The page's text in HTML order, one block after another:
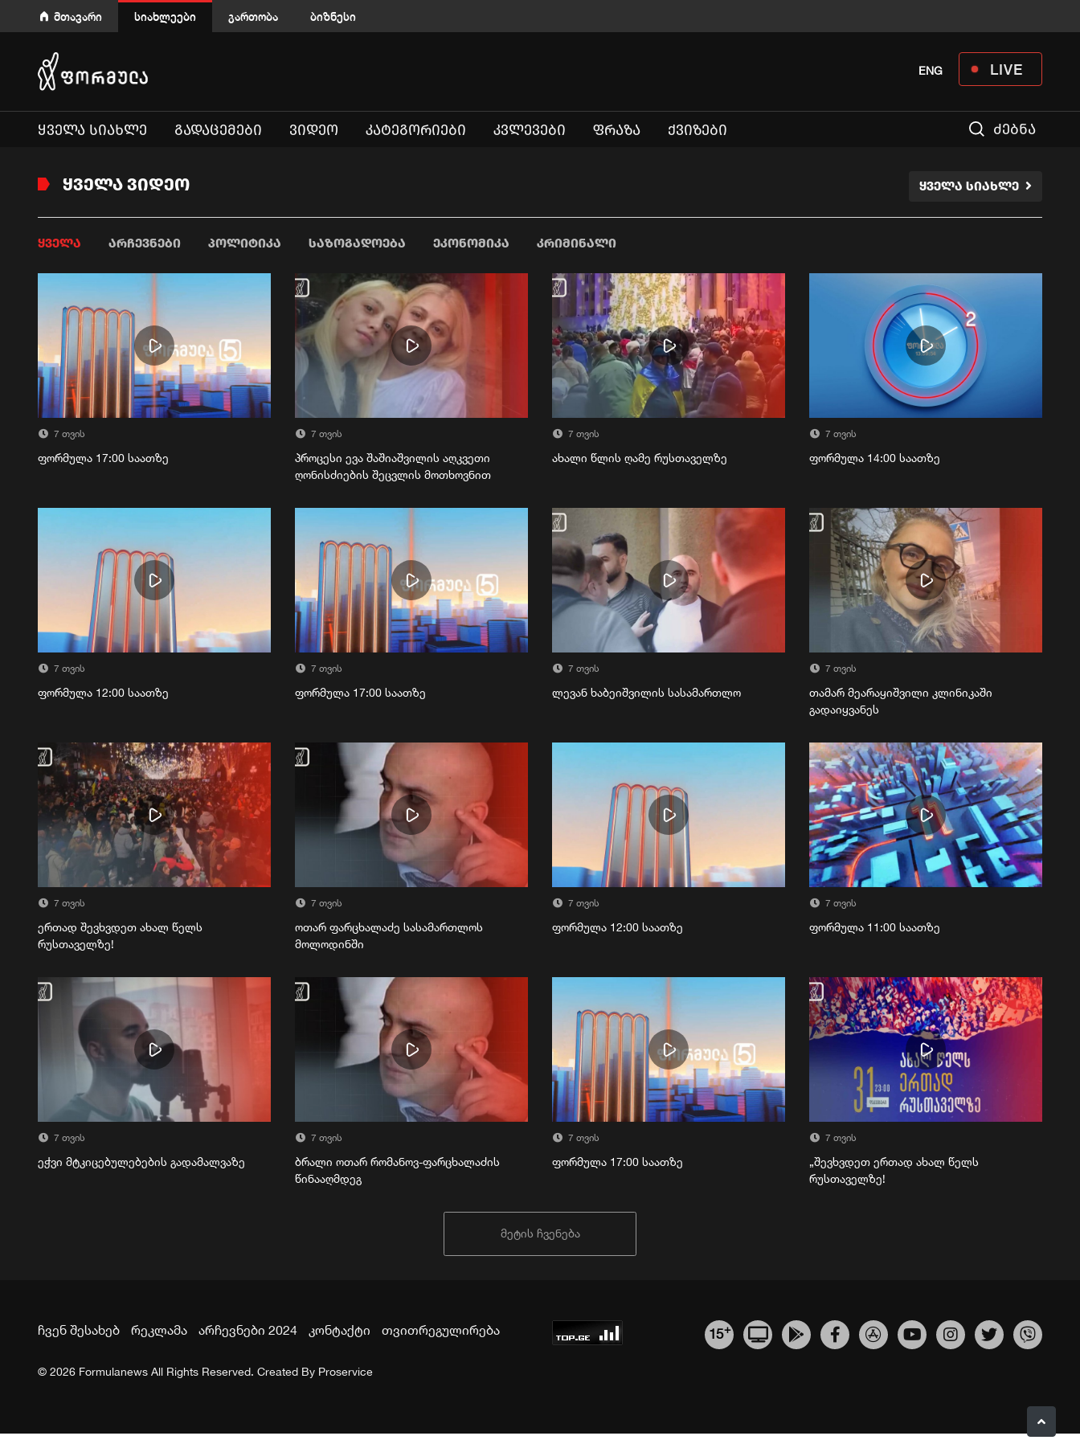
მთავარი სიახლეები გართობა ბიზნესი
LIVE
ENG
ᲧᲕᲔᲚᲐ ᲡᲘᲐᲮᲚᲔ ᲒᲐᲓᲐᲪᲔᲛᲔᲑᲘ ᲕᲘᲓᲔᲝ ᲙᲐᲢᲔᲒᲝᲠᲘᲔᲑᲘ ᲙᲕᲚᲔᲕᲔᲑᲘ ᲤᲠᲐᲖᲐ ᲥᲕᲘᲖᲔᲑᲘ ძებნა
ᲧᲕᲔᲚᲐ ᲕᲘᲓᲔᲝ ᲧᲕᲔᲚᲐ ᲡᲘᲐᲮᲚᲔ
ᲧᲕᲔᲚᲐ ᲐᲠᲩᲔᲕᲜᲔᲑᲘ ᲞᲝᲚᲘᲢᲘᲙᲐ ᲡᲐᲖᲝᲒᲐᲓᲝᲔᲑᲐ ᲔᲙᲝᲜᲝᲛᲘᲙᲐ ᲙᲠᲘᲛᲘᲜᲐᲚᲘ
7 თვის
ფორმულა 17:00 საათზე
7 თვის
პროცესი ევა შაშიაშვილის აღკვეთი
ღონისძიების შეცვლის მოთხოვნით
7 თვის
ახალი წლის ღამე რუსთაველზე
7 თვის
ფორმულა 14:00 საათზე
7 თვის
ფორმულა 12:00 საათზე
7 თვის
ფორმულა 17:00 საათზე
7 თვის
ლევან ხაბეიშვილის სასამართლო
7 თვის
თამარ მეარაყიშვილი კლინიკაში
გადაიყვანეს
7 თვის
ერთად შევხვდეთ ახალ წელს
რუსთაველზე!
7 თვის
ოთარ ფარცხალაძე სასამართლოს
მოლოდინში
7 თვის
ფორმულა 12:00 საათზე
7 თვის
ფორმულა 11:00 საათზე
7 თვის
ეჭვი მტკიცებულებების გადამალვაზე
7 თვის
ბრალი ოთარ რომანოვ-ფარცხალაძის
წინააღმდეგ
7 თვის
ფორმულა 17:00 საათზე
7 თვის
„შევხვდეთ ერთად ახალ წელს
რუსთაველზე!
მეტის ჩვენება
ჩვენ შესახებ რეკლამა არჩევნები 2024 კონტაქტი თვითრეგულირება 15+
© 2026 Formulanews All Rights Reserved. Created By Proservice